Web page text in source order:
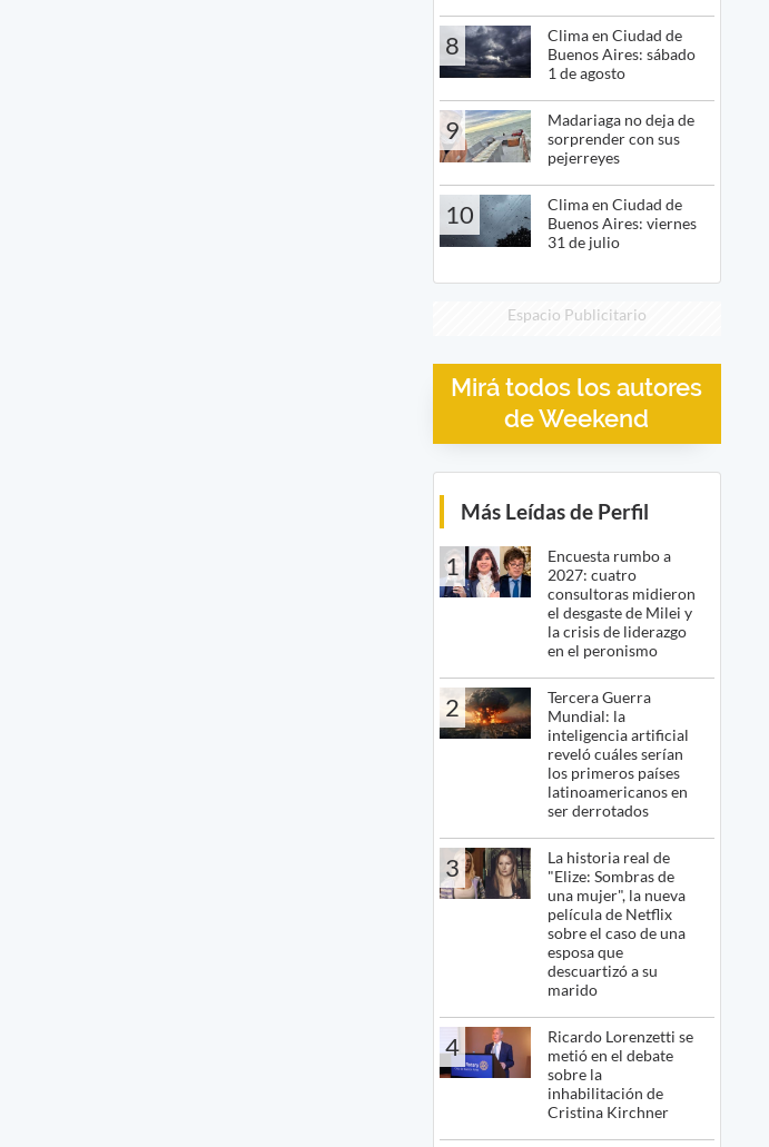
8
Clima en Ciudad de
Buenos Aires: sábado
1 de agosto
9
Madariaga no deja de
sorprender con sus
pejerreyes
10
Clima en Ciudad de
Buenos Aires: viernes
31 de julio
Espacio Publicitario
Mirá todos los autores
de Weekend
Más Leídas de Perfil
1
Encuesta rumbo a
2027: cuatro
consultoras midieron
el desgaste de Milei y
la crisis de liderazgo
en el peronismo
2
Tercera Guerra
Mundial: la
inteligencia artificial
reveló cuáles serían
los primeros países
latinoamericanos en
ser derrotados
3
La historia real de
"Elize: Sombras de
una mujer", la nueva
película de Netflix
sobre el caso de una
esposa que
descuartizó a su
marido
4
Ricardo Lorenzetti se
metió en el debate
sobre la
inhabilitación de
Cristina Kirchner